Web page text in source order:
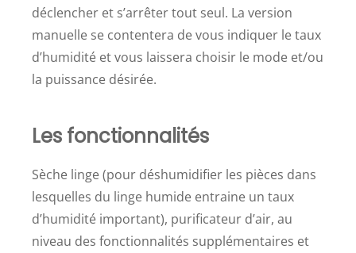
déclencher et s’arrêter tout seul. La version
manuelle se contentera de vous indiquer le taux
d’humidité et vous laissera choisir le mode et/ou
la puissance désirée.
Les fonctionnalités
Sèche linge (pour déshumidifier les pièces dans
lesquelles du linge humide entraine un taux
d’humidité important), purificateur d’air, au
niveau des fonctionnalités supplémentaires et